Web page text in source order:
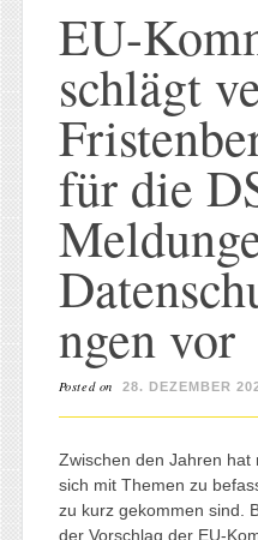
EU-
schlägt
für die
ngen vor
Posted on 28. DEZEMBER
Zwischen den Jahren hat
sich mit Themen zu
zu kurz gekommen sind.
der Vorschlag der EU-